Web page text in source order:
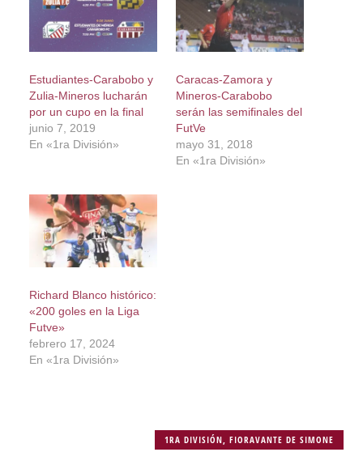
Estudiantes-Carabobo y
Zulia-Mineros lucharán
por un cupo en la final
junio 7, 2019
En «1ra División»
Caracas-Zamora y
Mineros-Carabobo
serán las semifinales del
FutVe
mayo 31, 2018
En «1ra División»
Richard Blanco histórico:
«200 goles en la Liga
Futve»
febrero 17, 2024
En «1ra División»
1RA DIVISIÓN,FIORAVANTE DE SIMONE